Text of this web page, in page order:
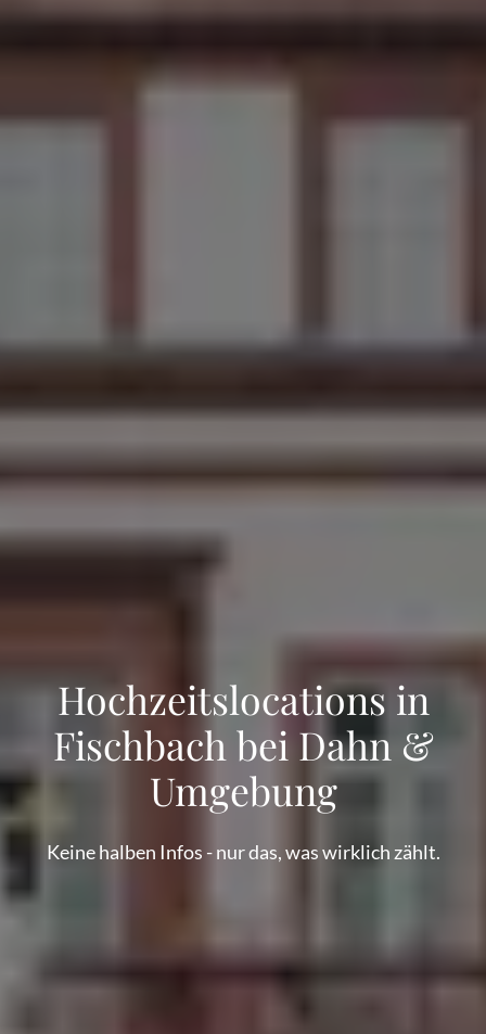
Hochzeitslocations in
Fischbach bei Dahn &
Umgebung
Keine halben Infos - nur das, was wirklich zählt.